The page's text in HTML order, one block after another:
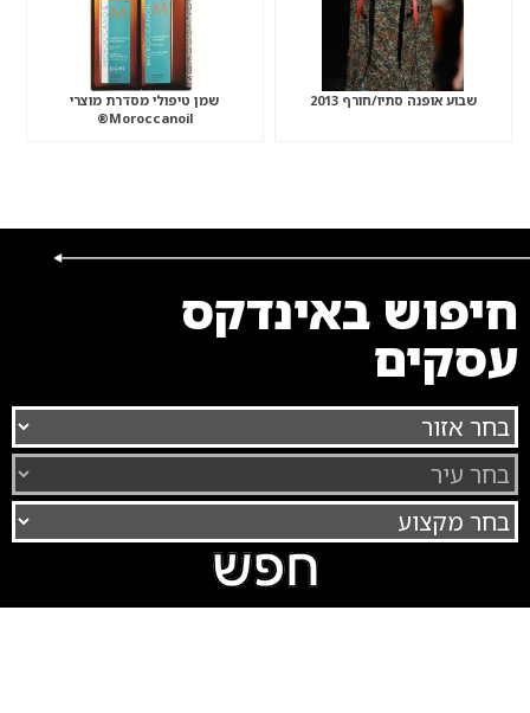
שבוע אופנה סתיו/חורף 2013
שמן טיפולי מסדרת מוצרי
Moroccanoil®
חיפוש באינדקס
עסקים